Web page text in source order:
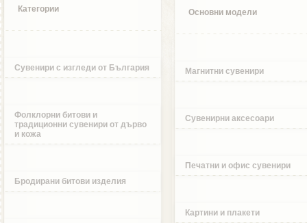
Категории
Сувенири с изгледи от България
Фолклорни битови и
традиционни сувенири от дърво
и кожа
Бродирани битови изделия
Основни модели
Магнитни сувенири
Сувенирни аксесоари
Печатни и офис сувенири
Картини и плакети